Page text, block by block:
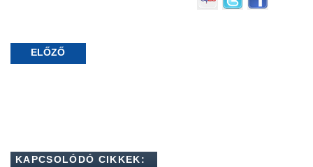
ELŐZŐ
KAPCSOLÓDÓ CIKKEK: